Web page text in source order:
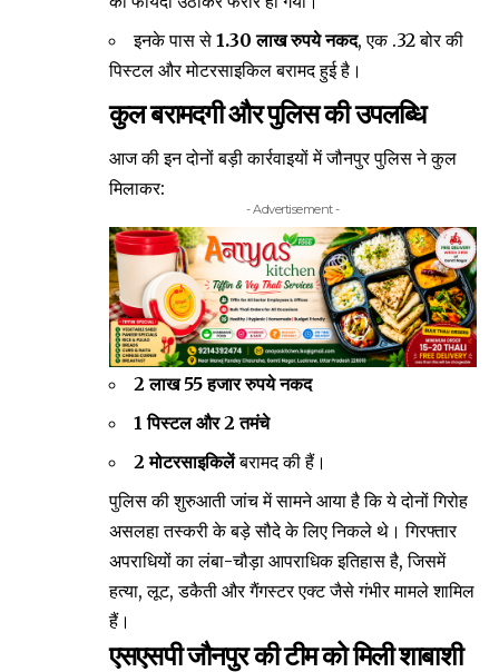
​इनके पास से 1.30 लाख रुपये नकद, एक .32 बोर की
पिस्टल और मोटरसाइकिल बरामद हुई है।
कुल बरामदगी और पुलिस की उपलब्धि
​आज की इन दोनों बड़ी कार्रवाइयों में जौनपुर पुलिस ने कुल
मिलाकर:
- Advertisement -
2 लाख 55 हजार रुपये नकद
1 पिस्टल और 2 तमंचे
2 मोटरसाइकिलेंबरामद की हैं।
​पुलिस की शुरुआती जांच में सामने आया है कि ये दोनों गिरोह
असलहा तस्करी के बड़े सौदे के लिए निकले थे। गिरफ्तार
अपराधियों का लंबा-चौड़ा आपराधिक इतिहास है, जिसमें
हत्या, लूट, डकैती और गैंगस्टर एक्ट जैसे गंभीर मामले शामिल
हैं।
एसएसपी जौनपुर की टीम को मिली शाबाशी